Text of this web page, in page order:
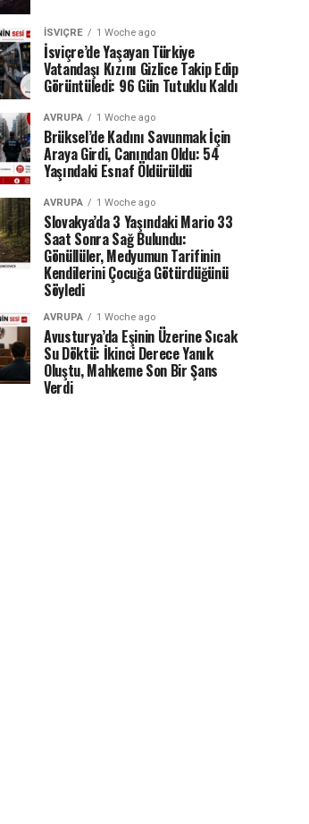
İSVIÇRE 1 Woche ago
İsviçre’de Yaşayan Türkiye
Vatandaşı Kızını Gizlice Takip Edip
Görüntüledi: 96 Gün Tutuklu Kaldı
AVRUPA 1 Woche ago
Brüksel’de Kadını Savunmak İçin
Araya Girdi, Canından Oldu: 54
Yaşındaki Esnaf Öldürüldü
AVRUPA 1 Woche ago
Slovakya’da 3 Yaşındaki Mario 33
Saat Sonra Sağ Bulundu:
Gönüllüler, Medyumun Tarifinin
Kendilerini Çocuğa Götürdüğünü
Söyledi
AVRUPA 1 Woche ago
Avusturya’da Eşinin Üzerine Sıcak
Su Döktü: İkinci Derece Yanık
Oluştu, Mahkeme Son Bir Şans
Verdi